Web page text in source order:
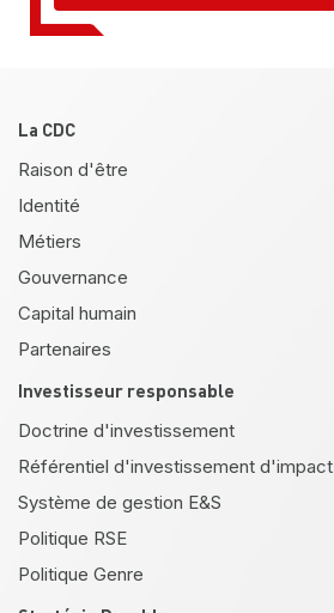
Pied de page
La CDC
Raison d'être
Identité
Métiers
Gouvernance
Capital humain
Partenaires
Investisseur responsable
Doctrine d'investissement
Référentiel d'investissement d'impact
Système de gestion E&S
Politique RSE
Politique Genre